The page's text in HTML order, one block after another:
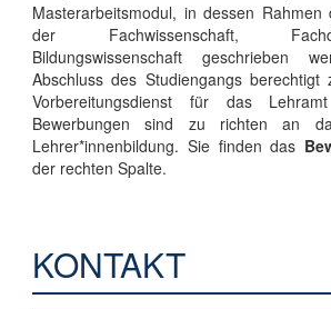
Masterarbeitsmodul, in dessen
der Fachwissenschaft,
Bildungswissenschaft geschrieben
Abschluss des Studiengangs
Vorbereitungsdienst für das
Bewerbungen sind zu richten an
Lehrer*innenbildung. Sie finden das
der rechten Spalte.
KONTAKT